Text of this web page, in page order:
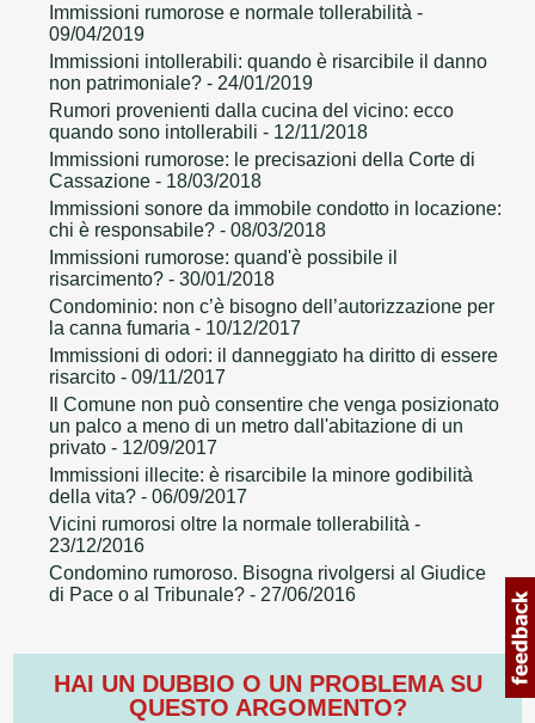
Immissioni rumorose e normale tollerabilità -
09/04/2019
Immissioni intollerabili: quando è risarcibile il danno
non patrimoniale? - 24/01/2019
Rumori provenienti dalla cucina del vicino: ecco
quando sono intollerabili - 12/11/2018
Immissioni rumorose: le precisazioni della Corte di
Cassazione - 18/03/2018
Immissioni sonore da immobile condotto in locazione:
chi è responsabile? - 08/03/2018
Immissioni rumorose: quand'è possibile il
risarcimento? - 30/01/2018
Condominio: non c’è bisogno dell’autorizzazione per
la canna fumaria - 10/12/2017
Immissioni di odori: il danneggiato ha diritto di essere
risarcito - 09/11/2017
Il Comune non può consentire che venga posizionato
un palco a meno di un metro dall'abitazione di un
privato - 12/09/2017
Immissioni illecite: è risarcibile la minore godibilità
della vita? - 06/09/2017
Vicini rumorosi oltre la normale tollerabilità -
23/12/2016
Condomino rumoroso. Bisogna rivolgersi al Giudice
di Pace o al Tribunale? - 27/06/2016
HAI UN DUBBIO O UN PROBLEMA SU
QUESTO ARGOMENTO?